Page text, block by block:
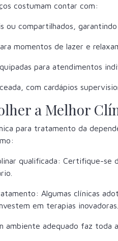
costumam contar com:
ou compartilhados,
momentos de lazer e
para atendimentos
com cardápios
a Melhor
para tratamento da
qualificada: Certifique-se
Algumas clínicas
em terapias inovadoras.
ambiente adequado faz toda